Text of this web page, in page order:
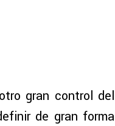
gran control del
de gran forma